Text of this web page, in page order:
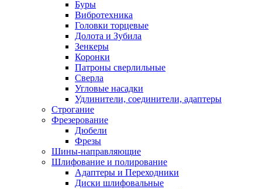
Буры
Вибротехника
Головки торцевые
Долота и Зубила
Зенкеры
Коронки
Патроны сверлильные
Сверла
Угловые насадки
Удлинители, соединители, адаптеры
Строгание
Фрезерование
Дюбели
Фрезы
Шины-направляющие
Шлифование и полирование
Адаптеры и Переходники
Диски шлифовальные